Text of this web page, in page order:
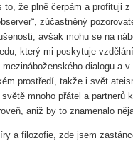
to, že plně čerpám a profituji
zúčastněný
avšak mohu se na
který mi poskytuje
dialogu a
prostředí, takže i svět
mnoho přátel a partnerů
aniž by to znamenalo
a filozofie, zde jsem